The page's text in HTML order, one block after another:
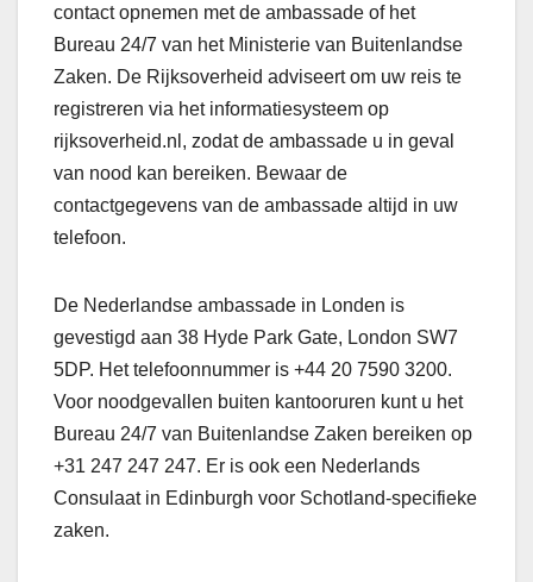
contact opnemen met de ambassade of het
Bureau 24/7 van het Ministerie van Buitenlandse
Zaken. De Rijksoverheid adviseert om uw reis te
registreren via het informatiesysteem op
rijksoverheid.nl, zodat de ambassade u in geval
van nood kan bereiken. Bewaar de
contactgegevens van de ambassade altijd in uw
telefoon.
De Nederlandse ambassade in Londen is
gevestigd aan 38 Hyde Park Gate, London SW7
5DP. Het telefoonnummer is +44 20 7590 3200.
Voor noodgevallen buiten kantooruren kunt u het
Bureau 24/7 van Buitenlandse Zaken bereiken op
+31 247 247 247. Er is ook een Nederlands
Consulaat in Edinburgh voor Schotland-specifieke
zaken.